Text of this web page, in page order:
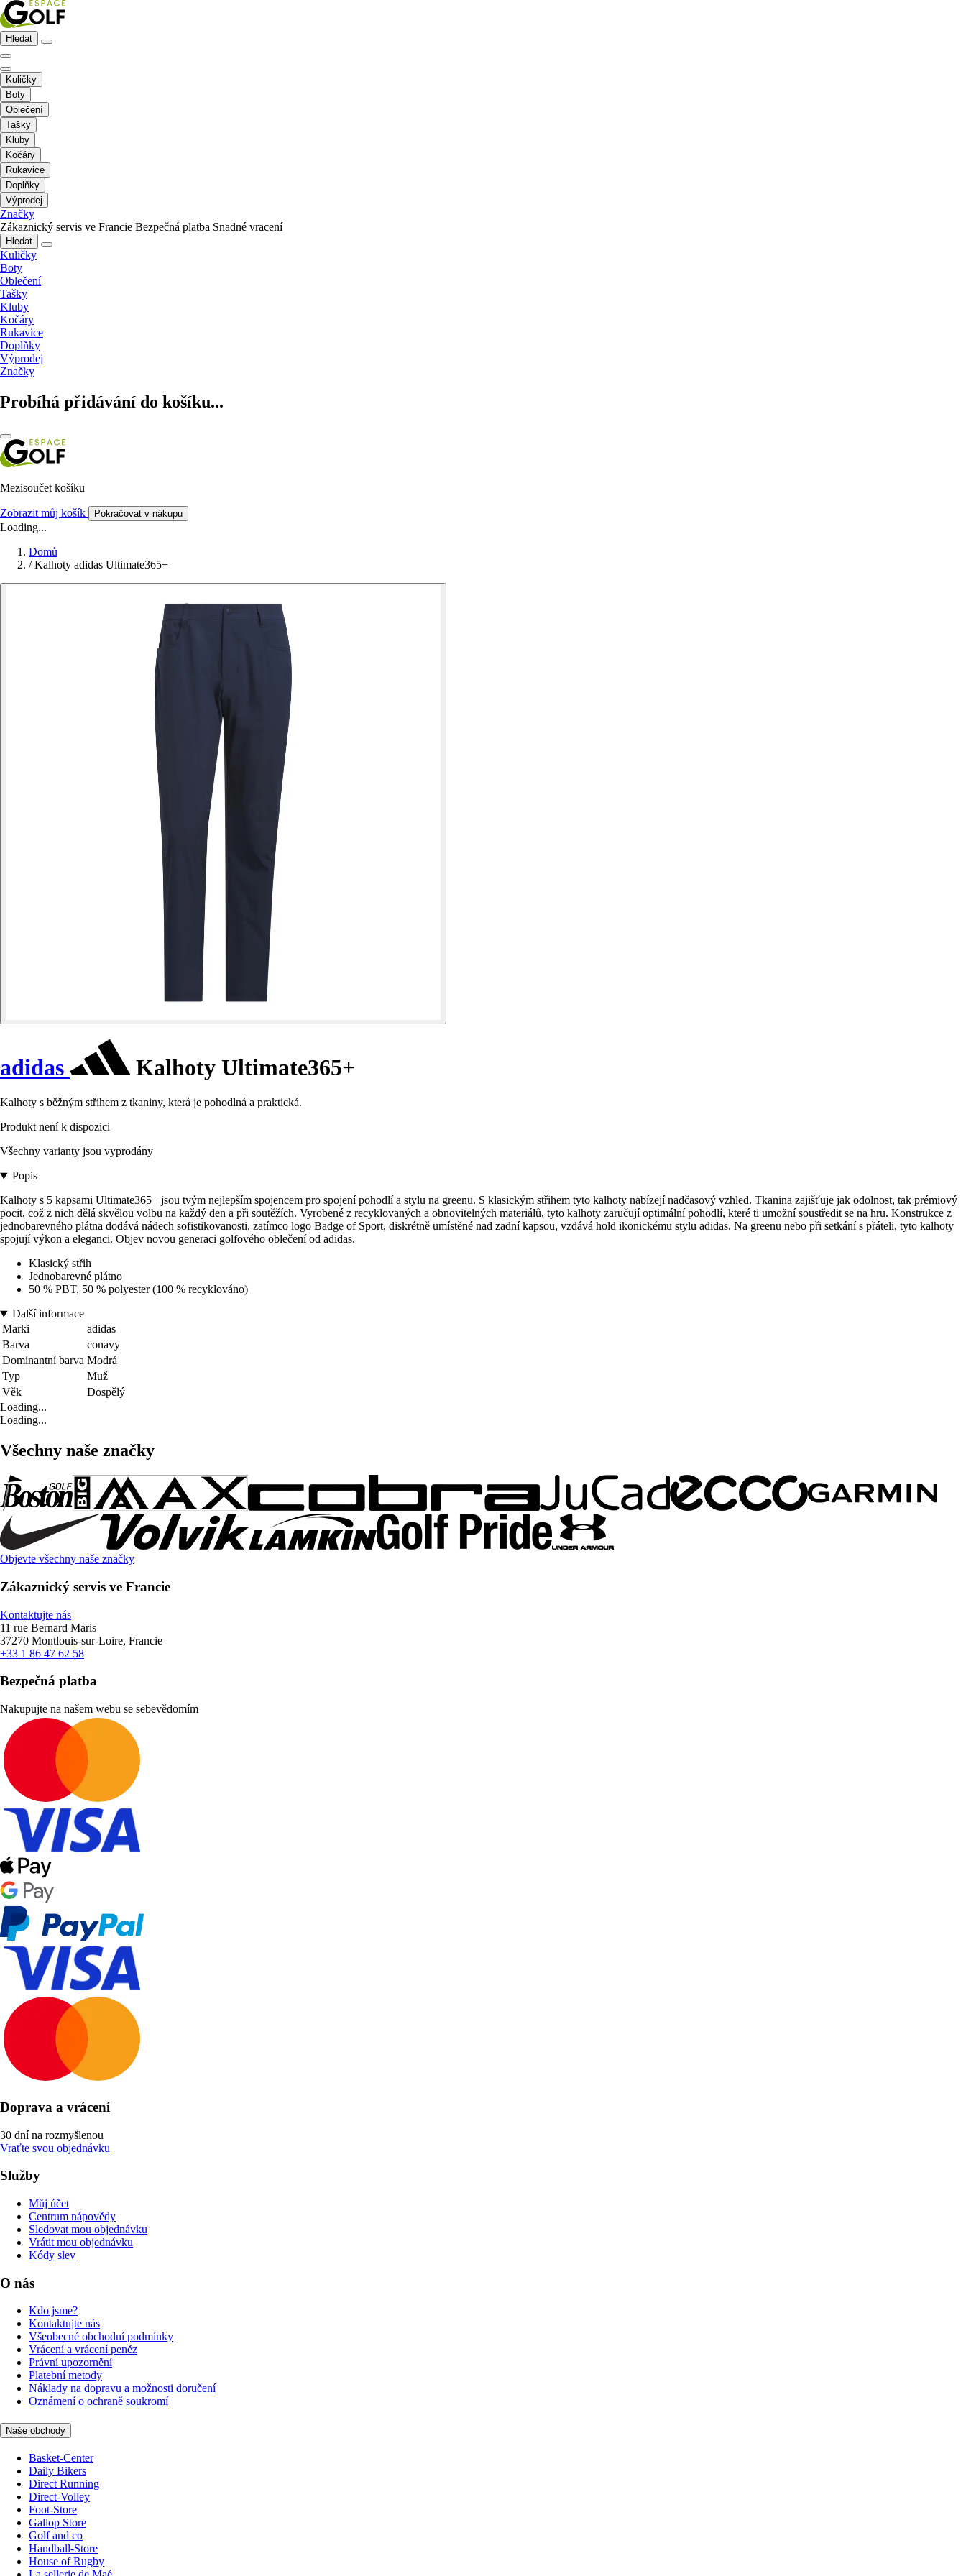
Hledat
Kuličky
Boty
Oblečení
Tašky
Kluby
Kočáry
Rukavice
Doplňky
Výprodej
Značky
Zákaznický servis ve Francie Bezpečná platba Snadné vracení
Hledat
Kuličky
Boty
Oblečení
Tašky
Kluby
Kočáry
Rukavice
Doplňky
Výprodej
Značky
Probíhá přidávání do košíku...
Mezisoučet košíku
Zobrazit můj košík Pokračovat v nákupu
Loading...
Domů
/ Kalhoty adidas Ultimate365+
adidas Kalhoty Ultimate365+
Kalhoty s běžným střihem z tkaniny, která je pohodlná a praktická.
Produkt není k dispozici
Všechny varianty jsou vyprodány
Popis
Kalhoty s 5 kapsami Ultimate365+ jsou tvým nejlepším spojencem pro spojení pohodlí a stylu na greenu. S klasickým střihem tyto kalhoty nabízejí nadčasový vzhled. Tkanina zajišťuje jak odolnost, tak prémiový
pocit, což z nich dělá skvělou volbu na každý den a při soutěžích. Vyrobené z recyklovaných a obnovitelných materiálů, tyto kalhoty zaručují optimální pohodlí, které ti umožní soustředit se na hru. Konstrukce z
jednobarevného plátna dodává nádech sofistikovanosti, zatímco logo Badge of Sport, diskrétně umístěné nad zadní kapsou, vzdává hold ikonickému stylu adidas. Na greenu nebo při setkání s přáteli, tyto kalhoty
spojují výkon a eleganci. Objev novou generaci golfového oblečení od adidas.
Klasický střih
Jednobarevné plátno
50 % PBT, 50 % polyester (100 % recyklováno)
Další informace
Marki
adidas
Barva
conavy
Dominantní barva Modrá
Typ
Muž
Věk
Dospělý
Loading...
Loading...
Všechny naše značky
Objevte všechny naše značky
Zákaznický servis ve Francie
Kontaktujte nás
11 rue Bernard Maris
37270 Montlouis-sur-Loire, Francie
+33 1 86 47 62 58
Bezpečná platba
Nakupujte na našem webu se sebevědomím
Doprava a vrácení
30 dní na rozmyšlenou
Vraťte svou objednávku
Služby
Můj účet
Centrum nápovědy
Sledovat mou objednávku
Vrátit mou objednávku
Kódy slev
O nás
Kdo jsme?
Kontaktujte nás
Všeobecné obchodní podmínky
Vrácení a vrácení peněz
Právní upozornění
Platební metody
Náklady na dopravu a možnosti doručení
Oznámení o ochraně soukromí
Naše obchody
Basket-Center
Daily Bikers
Direct Running
Direct-Volley
Foot-Store
Gallop Store
Golf and co
Handball-Store
House of Rugby